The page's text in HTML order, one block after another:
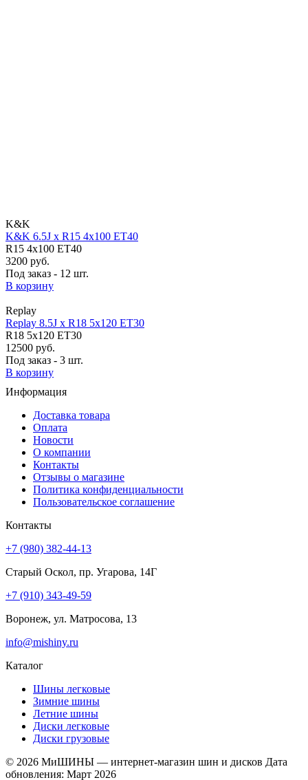
K&K
K&K 6.5J x R15 4x100 ET40
R15 4x100 ET40
3200 руб.
Под заказ - 12 шт.
В корзину
Replay
Replay 8.5J x R18 5x120 ET30
R18 5x120 ET30
12500 руб.
Под заказ - 3 шт.
В корзину
Информация
Доставка товара
Оплата
Новости
О компании
Контакты
Отзывы о магазине
Политика конфиденциальности
Пользовательское соглашение
Контакты
+7 (980) 382-44-13
Старый Оскол, пр. Угарова, 14Г
+7 (910) 343-49-59
Воронеж, ул. Матросова, 13
info@mishiny.ru
Каталог
Шины легковые
Зимние шины
Летние шины
Диски легковые
Диски грузовые
© 2026 МиШИНЫ — интернет-магазин шин и дисков Дата
обновления: Март 2026